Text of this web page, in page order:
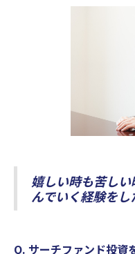
嬉しい時も苦し
んでいく経験を
Q. サーチファンド投資